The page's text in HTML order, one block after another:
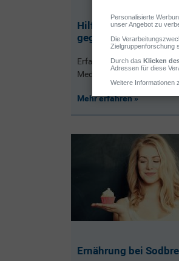
für Sodbrennen. Denn bei Übergewicht
in die Speiseröhre zurückfliessen
lieber auf eine nachhaltige Umstellung der
ein Essprotokoll zu führen und die
in welchen Situationen Sie essen. Denn auch
bieten wichtige Ansatzpunkte für
können den Druck im Bauchraum ebenfalls
Hilfe aus der
gegen Sodbrennen
Erfahren Sie hier mehr
Medikamente gegen
Mehr erfahren
Ernährung bei